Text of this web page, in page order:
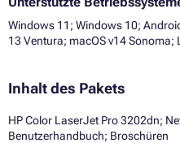
Windows 11; Windows 10;
13 Ventura; macOS v14 Sonoma;
Inhalt des Pakets
HP Color LaserJet Pro 3202dn;
Benutzerhandbuch; Broschüren